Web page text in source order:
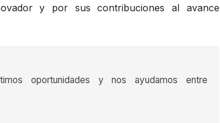
y por sus contribuciones al avance
oportunidades y nos ayudamos entre